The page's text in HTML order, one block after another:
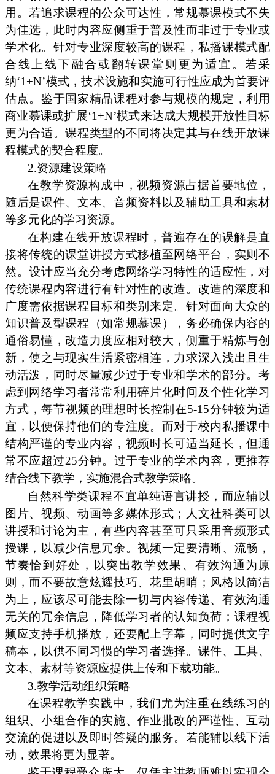
用。若追求课程的公众可达性，常规慕课模式不失
为佳选，此时内容应侧重于普及性而非过于专业或
学术化。针对专业深度较高的课程，私播课模式配
合线上线下融合或翻转课堂则更为适宜。若采
纳‘1+N’模式，技术设施和实施可行性应成为首要评
估点。鉴于国家精品课程对参与规模的规定，利用
商业慕课或扩展‘1+N’模式来达成大规模开放性目标
更为合适。课程类型的不同将决定其与在线开放课
程模式的契合程度。
2.资源建设策略
在教学资源构成中，视频资源占据首要地位，
随后是课件、文本、音频资料以及辅助工具和素材
等多元化的学习资源。
在构建在线开放课程时，普遍存在的误解是直
接将传统的课堂讲授方式移植至网络平台，实则不
然。设计应当充分考虑网络学习特性的适应性，对
传统课程内容进行有针对性的改造。改造的深度和
广度需依据课程目标和类别来定。针对面向大众的
知识普及型课程（如常规慕课），务必确保内容的
通俗易懂，改造力度应相对较大，侧重于精炼与创
新，使之与现实生活紧密相连，力求深入浅出且生
动活泼，同时尽量减少过于专业和学术的部分。考
虑到网络学习者常常利用碎片化时间及个性化学习
方式，每节视频的理想时长控制在5-15分钟较为适
宜，以便保持他们的专注度。而对于校内私播课中
结构严谨的专业内容，视频时长可适当延长，但通
常不应超过25分钟。过于专业的学术内容，更推荐
结合线下教学，实施混合式教学策略。
自然科学类课程不宜单纯语言讲授，而应辅以
图片、视频、动画等多媒体形式；人文社科类可以
讲授和讨论为主，有些内容甚至可只采用音频形式
授课，以减少信息冗余。视频一定要清晰、流畅，
节奏恰到好处，以突出教学效果、有效沟通为原
则，而不要故意炫耀技巧、花里胡哨；风格以简洁
为上，应该尽可能去除一切与内容传递、有效沟通
无关的冗余信息，降低学习者的认知负荷；课程视
频应支持手机播放，还要配上字幕，同时提供文字
稿本，以供不同习惯的学习者选择。课件、工具、
文本、素材等资源应提供上传和下载功能。
3.教学活动组织策略
在课程教学实践中，我们尤为注重在线练习的
组织、小组合作的实施、作业批改的严谨性、互动
交流的促进以及即时答疑的服务。若能辅以线下活
动，效果将更为显著。